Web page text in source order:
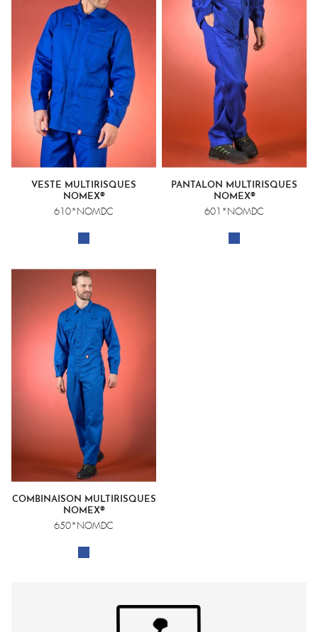
VESTE MULTIRISQUES
NOMEX®
610*NOMDC
PANTALON MULTIRISQUES
NOMEX®
601*NOMDC
COMBINAISON MULTIRISQUES
NOMEX®
650*NOMDC